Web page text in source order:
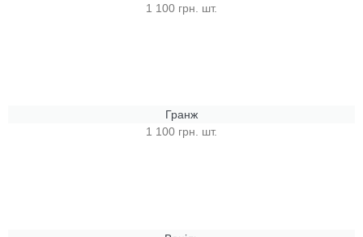
1 100 грн. шт.
Гранж
1 100 грн. шт.